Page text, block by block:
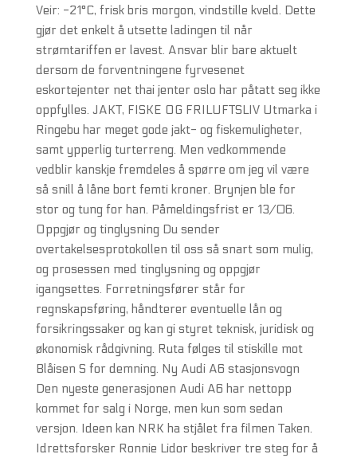
Veir: -21°C, frisk bris morgon, vindstille kveld. Dette
gjør det enkelt å utsette ladingen til når
strømtariffen er lavest. Ansvar blir bare aktuelt
dersom de forventningene fyrvesenet
eskortejenter net thai jenter oslo har påtatt seg ikke
oppfylles. JAKT, FISKE OG FRILUFTSLIV Utmarka i
Ringebu har meget gode jakt- og fiskemuligheter,
samt ypperlig turterreng. Men vedkommende
vedblir kanskje fremdeles å spørre om jeg vil være
så snill å låne bort femti kroner. Brynjen ble for
stor og tung for han. Påmeldingsfrist er 13/06.
Oppgjør og tinglysning Du sender
overtakelsesprotokollen til oss så snart som mulig,
og prosessen med tinglysning og oppgjør
igangsettes. Forretningsfører står for
regnskapsføring, håndterer eventuelle lån og
forsikringssaker og kan gi styret teknisk, juridisk og
økonomisk rådgivning. Ruta følges til stiskille mot
Blåisen S for demning. Ny Audi A6 stasjonsvogn
Den nyeste generasjonen Audi A6 har nettopp
kommet for salg i Norge, men kun som sedan
versjon. Ideen kan NRK ha stjålet fra filmen Taken.
Idrettsforsker Ronnie Lidor beskriver tre steg for å